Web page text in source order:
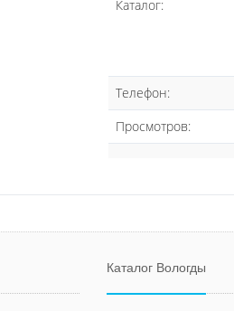
Каталог:
Телефон:
Просмотров:
Каталог Вологды